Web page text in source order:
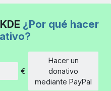
¿Por qué hacer
Cantidad
€
Hacer un
donativo
mediante PayPal